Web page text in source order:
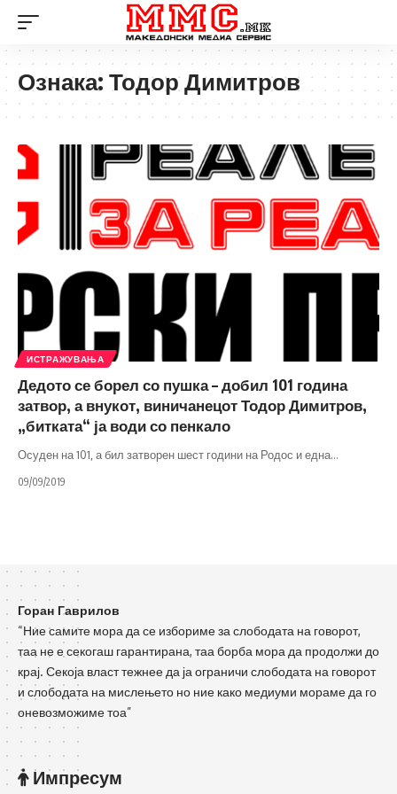
Ознака: Тодор Димитров
ИСТРАЖУВАЊА
Дедото се борел со пушка – добил 101 година
затвор, а внукот, виничанецот Тодор Димитров,
„битката“ ја води со пенкало
Осуден на 101, а бил затворен шест години на Родос и една…
09/09/2019
Горан Гаврилов
“Ние самите мора да се избориме за слободата на говорот,
таа не е секогаш гарантирана, таа борба мора да продолжи до
крај. Секоја власт тежнее да ја ограничи слободата на говорот
и слободата на мислењето но ние како медиуми мораме да го
оневозможиме тоа”
Импресум